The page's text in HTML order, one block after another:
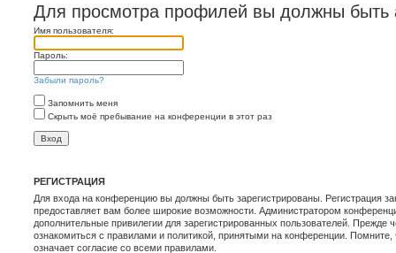
Для просмотра профилей вы должны быть
Имя пользователя:
Пароль:
Забыли пароль?
Запомнить меня
Скрыть моё пребывание на конференции в этот раз
РЕГИСТРАЦИЯ
Для входа на конференцию вы должны быть зарегистрированы. Регистрация
предоставляет вам более широкие возможности. Администратором
дополнительные привилегии для зарегистрированных пользователей. Прежде
ознакомиться с правилами и политикой, принятыми на конференции.
означает согласие со всеми правилами.